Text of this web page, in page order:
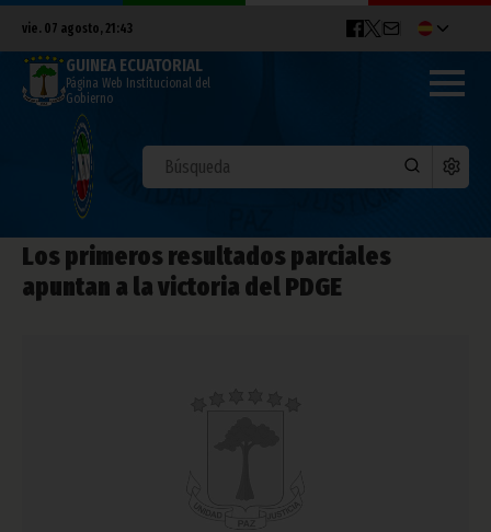
vie. 07 agosto, 21:43
GUINEA ECUATORIAL
Página Web Institucional del
Gobierno
Los primeros resultados parciales
apuntan a la victoria del PDGE